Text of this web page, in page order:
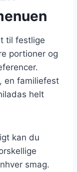
til festlige
portioner og
en familiefest
helt
kan du
smag.